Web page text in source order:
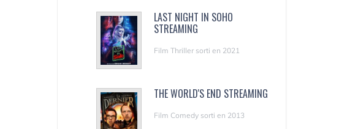
LAST NIGHT IN SOHO
STREAMING
Film Thriller sorti en 2021
THE WORLD'S END STREAMING
Film Comedy sorti en 2013